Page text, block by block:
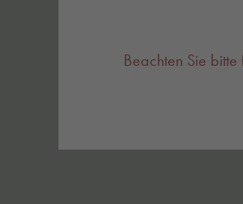
Beachten Sie